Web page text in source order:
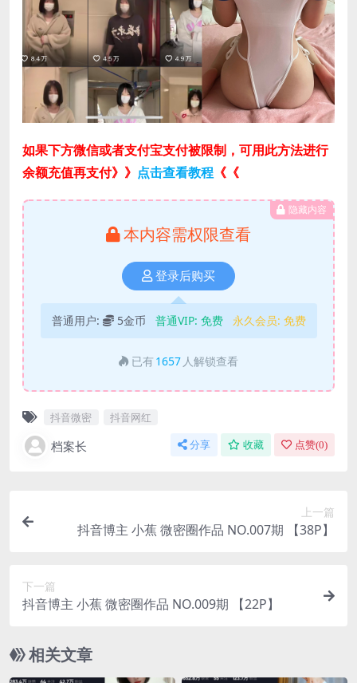
如果下方微信或者支付宝支付被限制，可用此方法进行
余额充值再支付》》 点击查看教程 《《
隐藏内容
本内容需权限查看
登录后购买
普通用户: 5金币 普通VIP: 免费 永久会员: 免费
已有 1657 人解锁查看
抖音微密 抖音网红
档案长 分享 收藏 点赞(0)
上一篇
抖音博主 小蕉 微密圈作品 NO.007期 【38P】
下一篇
抖音博主 小蕉 微密圈作品 NO.009期 【22P】
相关文章